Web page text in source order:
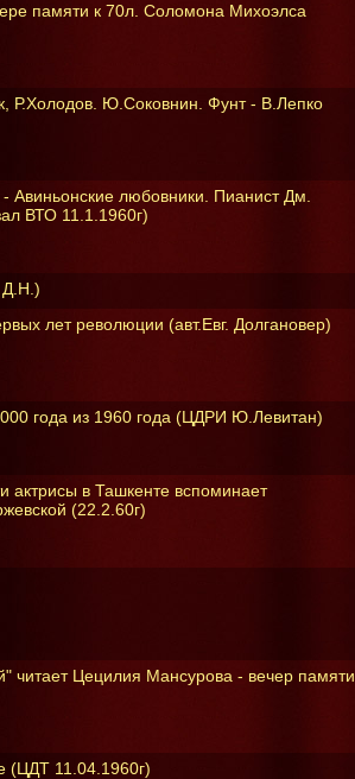
памяти к 70л. Соломона Михоэлса
Р.Холодов. Ю.Соковнин. Фунт - В.Лепко
Авиньонские любовники. Пианист Дм.
ВТО 11.1.1960г)
Д.Н.)
лет революции (авт.Евг. Долгановер)
года из 1960 года (ЦДРИ Ю.Левитан)
актрисы в Ташкенте вспоминает
(22.2.60г)
читает Цецилия Мансурова - вечер памяти
(ЦДТ 11.04.1960г)